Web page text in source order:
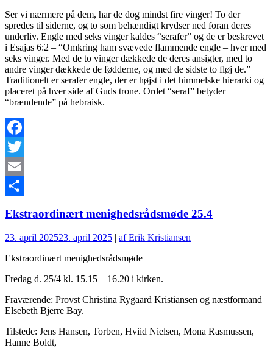
Ser vi nærmere på dem, har de dog mindst fire vinger! To der
spredes til siderne, og to som behændigt krydser ned foran deres
underliv. Engle med seks vinger kaldes “serafer” og de er beskrevet
i Esajas 6:2 – “Omkring ham svævede flammende engle – hver med
seks vinger. Med de to vinger dækkede de deres ansigter, med to
andre vinger dækkede de fødderne, og med de sidste to fløj de.”
Traditionelt er serafer engle, der er højst i det himmelske hierarki og
placeret på hver side af Guds trone. Ordet “seraf” betyder
“brændende” på hebraisk.
Facebook
Twitter
Email
Ekstraordinært menighedsrådsmøde 25.4
23. april 202523. april 2025 | af Erik Kristiansen
Ekstraordinært menighedsrådsmøde
Fredag d. 25/4 kl. 15.15 – 16.20 i kirken.
Fraværende: Provst Christina Rygaard Kristiansen og næstformand
Elsebeth Bjerre Bay.
Tilstede: Jens Hansen, Torben, Hviid Nielsen, Mona Rasmussen,
Hanne Boldt,